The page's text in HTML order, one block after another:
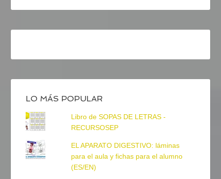
LO MÁS POPULAR
Libro de SOPAS DE LETRAS -
RECURSOSEP
EL APARATO DIGESTIVO: láminas
para el aula y fichas para el alumno
(ES/EN)